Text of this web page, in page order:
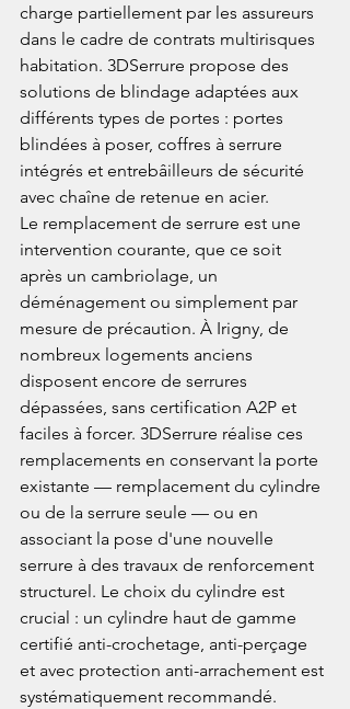
charge partiellement par les assureurs
dans le cadre de contrats multirisques
habitation. 3DSerrure propose des
solutions de blindage adaptées aux
différents types de portes : portes
blindées à poser, coffres à serrure
intégrés et entrebâilleurs de sécurité
avec chaîne de retenue en acier.
Le remplacement de serrure est une
intervention courante, que ce soit
après un cambriolage, un
déménagement ou simplement par
mesure de précaution. À Irigny, de
nombreux logements anciens
disposent encore de serrures
dépassées, sans certification A2P et
faciles à forcer. 3DSerrure réalise ces
remplacements en conservant la porte
existante — remplacement du cylindre
ou de la serrure seule — ou en
associant la pose d'une nouvelle
serrure à des travaux de renforcement
structurel. Le choix du cylindre est
crucial : un cylindre haut de gamme
certifié anti-crochetage, anti-perçage
et avec protection anti-arrachement est
systématiquement recommandé.